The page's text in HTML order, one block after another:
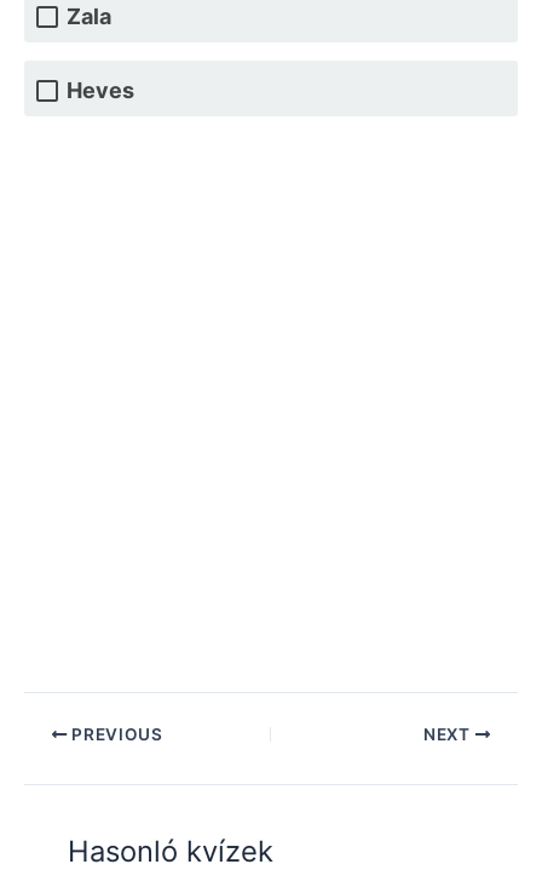
Zala
Heves
PREVIOUS NEXT
Hasonló kvízek